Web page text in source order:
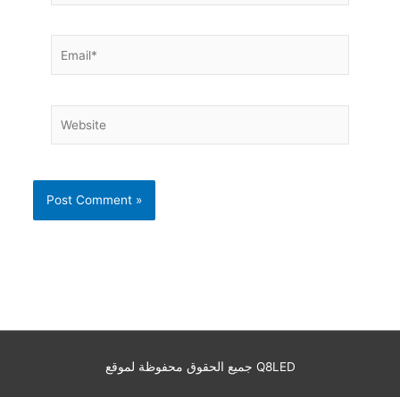
جميع الحقوق محفوظة لموقع Q8LED